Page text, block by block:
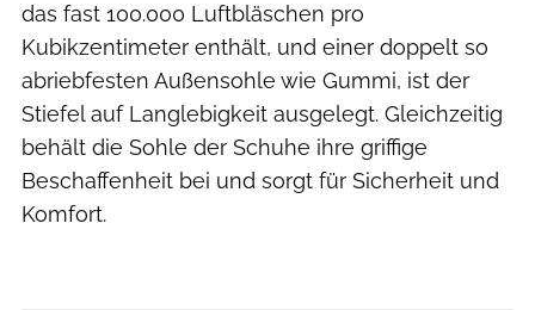
das fast 100.000 Luftbläschen pro
Kubikzentimeter enthält, und einer doppelt so
abriebfesten Außensohle wie Gummi, ist der
Stiefel auf Langlebigkeit ausgelegt. Gleichzeitig
behält die Sohle der Schuhe ihre griffige
Beschaffenheit bei und sorgt für Sicherheit und
Komfort.